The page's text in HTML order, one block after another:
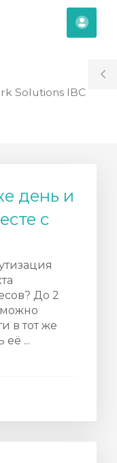
Solutions IBC
день и
с
До 2
можно
в тот же
её ...